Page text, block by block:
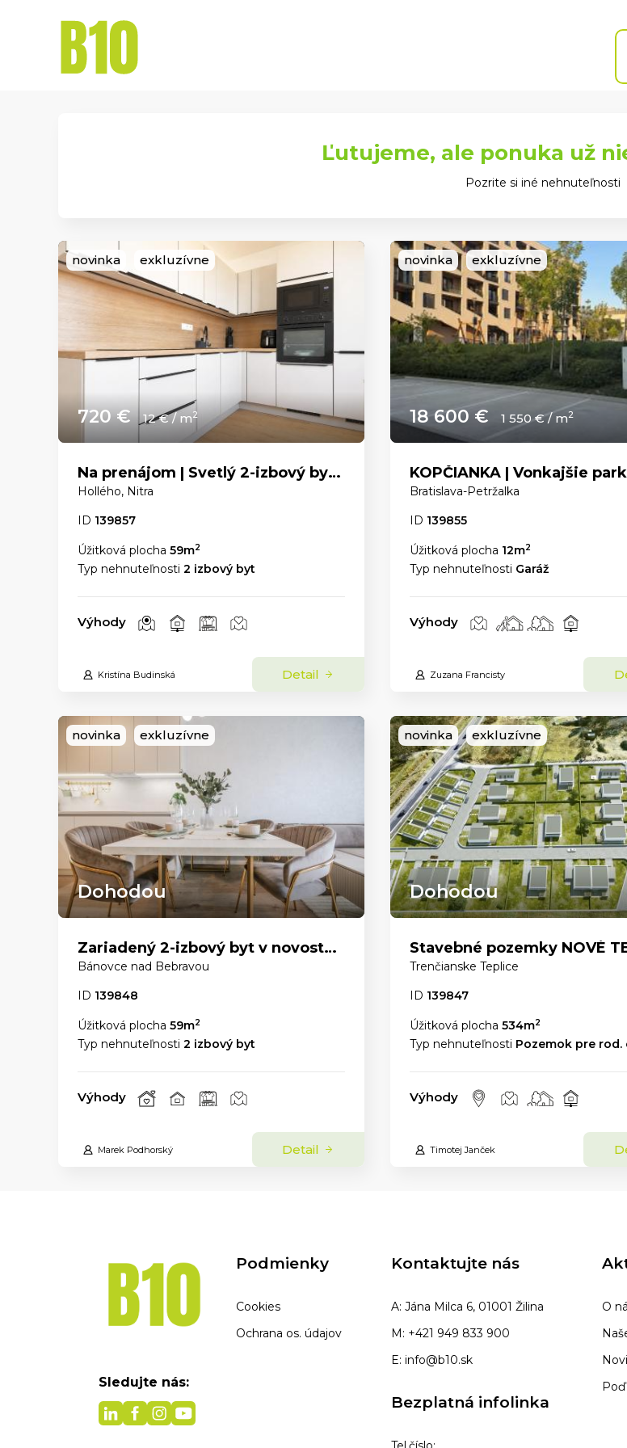
Ľutujeme, ale ponuka už
Pozrite si iné nehnuteľnosti
novinka exkluzívne
720 € 12 € / m2
Na prenájom | Svetlý 2-izbový byt s panoramatickým výhľadom v centre Nitry
Hollého, Nitra
ID 139857
Úžitková plocha 59m2
Typ nehnuteľnosti 2 izbový byt
Výhody
Kristína Budinská Detail
novinka exkluzívne
18 600 € 1 550 € / m2
KOPČIANKA | Vonkajšie
Bratislava-Petržalka
ID 139855
Úžitková plocha 12m2
Typ nehnuteľnosti Garáž
Výhody
Zuzana Francisty
novinka exkluzívne
Dohodou
Zariadený 2-izbový byt v novostavbe: Stačí sa len nasťahovať
Bánovce nad Bebravou
ID 139848
Úžitková plocha 59m2
Typ nehnuteľnosti 2 izbový byt
Výhody
Marek Podhorský Detail
novinka exkluzívne
Dohodou
Stavebné pozemky NOVÉ TEPLICE – bývanie v
Trenčianske Teplice
ID 139847
Úžitková plocha 534m2
Typ nehnuteľnosti Pozemok pre rod.
Výhody
Timotej Janček
Sledujte nás:
Podmienky
Cookies
Ochrana os. údajov
Kontaktujte nás
A: Jána Milca 6, 01001 Žilina
M: +421 949 833 900
E: info@b10.sk
Bezplatná infolinka
O